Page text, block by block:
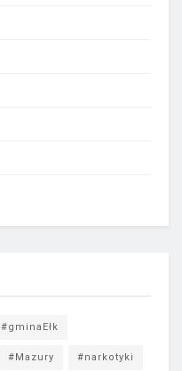
#gminaEłk
#Mazury #narkotyki